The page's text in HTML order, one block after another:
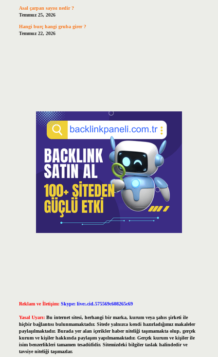
Asal çarpan sayısı nedir ?
Temmuz 25, 2026
Hangi burç hangi gruba girer ?
Temmuz 22, 2026
Reklam ve İletişim: Skype: live:.cid.575569c608265c69
Yasal Uyarı: Bu internet sitesi, herhangi bir marka, kurum veya şahıs şirketi ile
hiçbir bağlantısı bulunmamaktadır. Sitede yalnızca kendi hazırladığımız makaleler
paylaşılmaktadır. Burada yer alan içerikler haber niteliği taşımamakta olup, gerçek
kurum ve kişiler hakkında paylaşım yapılmamaktadır. Gerçek kurum ve kişiler ile
isim benzerlikleri tamamen tesadüfidir. Sitemizdeki bilgiler taslak halindedir ve
tavsiye niteliği taşımazlar.